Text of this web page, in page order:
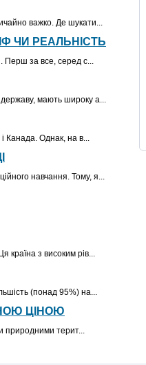
важко. Де шукати...
ЧИ РЕАЛЬНІСТЬ
Перш за все, серед с...
державу, мають широку а...
і Канада. Однак, на в...
навчання. Тому, я...
країна з високим рів...
(понад 95%) на...
ЦІНОЮ
природними терит...